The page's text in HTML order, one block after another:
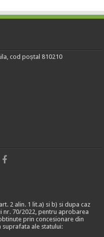
cod poștal 810210
2 alin. 1 lit.a) si b) si dupa caz
nr. 70/2022, pentru aprobarea
prin concesionare din
ale statului: